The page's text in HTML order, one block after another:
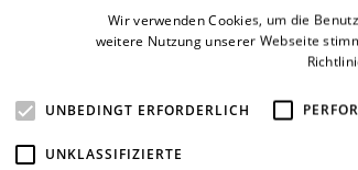
Jiří Mucha
Wir verwenden Cookies, um die
weitere Nutzung unserer Webseite
UNBEDINGT ERFORDERLICH
UNKLASSIFIZIERTE